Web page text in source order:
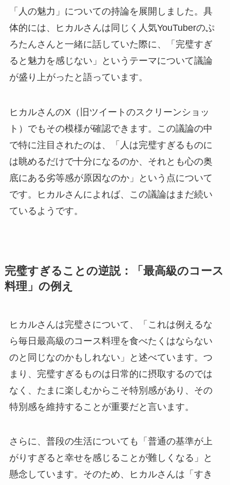
「人の魅力」についての持論を展開しました。具
体的には、ヒカルさんは同じく人気YouTuberのぷ
ろたんさんと一緒に話していた際に、「完璧すぎ
ると魅力を感じない」というテーマについて議論
が盛り上がったと語っています。
ヒカルさんのX（旧ツイートのスクリーンショッ
ト）でもその模様が確認できます。この議論の中
で特に注目されたのは、「人は完璧すぎるものに
は眺めるだけで十分になるのか、それとも心の奥
底にある劣等感が原因なのか」という点について
です。ヒカルさんによれば、この議論はまだ続い
ているようです。
完璧すぎることの逆説：「最高級のコース
料理」の例え
ヒカルさんは完璧さについて、「これは例えるな
ら毎日最高級のコース料理を食べたくはならない
のと同じなのかもしれない」と述べています。つ
まり、完璧すぎるものは日常的に摂取するのでは
なく、たまに楽しむからこそ特別感があり、その
特別感を維持することが重要だと言います。
さらに、普段の生活についても「普通の基準が上
がりすぎると幸せを感じることが難しくなる」と
懸念しています。そのため、ヒカルさんは「すき